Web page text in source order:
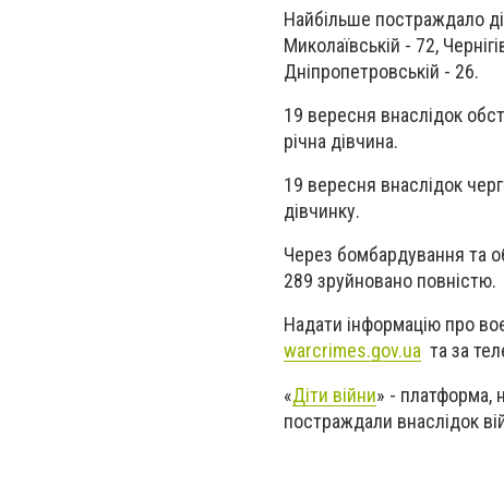
Найбільше постраждало
Миколаївській - 72,
Дніпропетровській - 26.
19 вересня внаслідок
річна дівчина.
19 вересня внаслідок
дівчинку.
Через бомбардування та
289 зруйновано повністю.
Надати інформацію про
warcrimes.gov.ua та за
«Діти війни» - платформа,
постраждали внаслідок